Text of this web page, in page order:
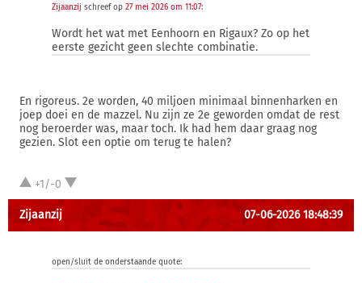
Zijaanzij schreef op 27 mei 2026 om 11:07:
Wordt het wat met Eenhoorn en Rigaux? Zo op het
eerste gezicht geen slechte combinatie.
En rigoreus. 2e worden, 40 miljoen minimaal binnenharken en
joep doei en de mazzel. Nu zijn ze 2e geworden omdat de rest
nog beroerder was, maar toch. Ik had hem daar graag nog
gezien. Slot een optie om terug te halen?
+1/-0
Zijaanzij 07-06-2026 18:48:39
open/sluit de onderstaande quote: